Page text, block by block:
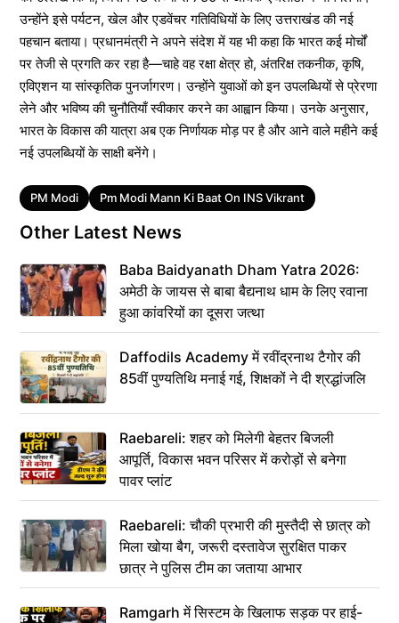
उन्होंने इसे पर्यटन, खेल और एडवेंचर गतिविधियों के लिए उत्तराखंड की नई
पहचान बताया। प्रधानमंत्री ने अपने संदेश में यह भी कहा कि भारत कई मोर्चों
पर तेजी से प्रगति कर रहा है—चाहे वह रक्षा क्षेत्र हो, अंतरिक्ष तकनीक, कृषि,
एविएशन या सांस्कृतिक पुनर्जागरण। उन्होंने युवाओं को इन उपलब्धियों से प्रेरणा
लेने और भविष्य की चुनौतियाँ स्वीकार करने का आह्वान किया। उनके अनुसार,
भारत के विकास की यात्रा अब एक निर्णायक मोड़ पर है और आने वाले महीने कई
नई उपलब्धियों के साक्षी बनेंगे।
Tags
PM Modi Pm Modi Mann Ki Baat On INS Vikrant
Other Latest News
Baba Baidyanath Dham Yatra 2026:
अमेठी के जायस से बाबा बैद्यनाथ धाम के लिए रवाना
हुआ कांवरियों का दूसरा जत्था
Daffodils Academy में रवींद्रनाथ टैगोर की
85वीं पुण्यतिथि मनाई गई, शिक्षकों ने दी श्रद्धांजलि
Raebareli: शहर को मिलेगी बेहतर बिजली
आपूर्ति, विकास भवन परिसर में करोड़ों से बनेगा
पावर प्लांट
Raebareli: चौकी प्रभारी की मुस्तैदी से छात्र को
मिला खोया बैग, जरूरी दस्तावेज सुरक्षित पाकर
छात्र ने पुलिस टीम का जताया आभार
Ramgarh में सिस्टम के खिलाफ सड़क पर हाई-